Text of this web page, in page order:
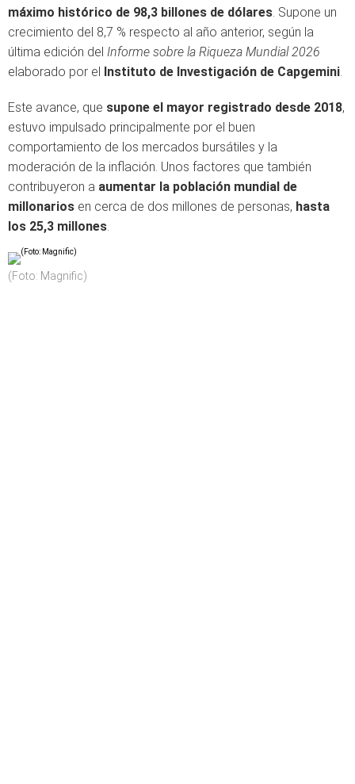
máximo histórico de 98,3 billones de dólares. Supone un
crecimiento del 8,7 % respecto al año anterior, según la
última edición del Informe sobre la Riqueza Mundial 2026
elaborado por el Instituto de Investigación de Capgemini.
Este avance, que supone el mayor registrado desde 2018,
estuvo impulsado principalmente por el buen
comportamiento de los mercados bursátiles y la
moderación de la inflación. Unos factores que también
contribuyeron a aumentar la población mundial de
millonarios en cerca de dos millones de personas, hasta
los 25,3 millones.
(Foto: Magnific)